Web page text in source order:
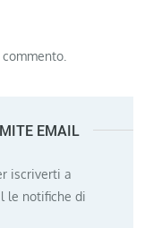
EMAIL
iscriverti a
le notifiche di